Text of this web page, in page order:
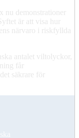
nu demonstrationer
är att visa hur
närvaro i riskfyllda
antalet viltolyckor,
får
säkrare för